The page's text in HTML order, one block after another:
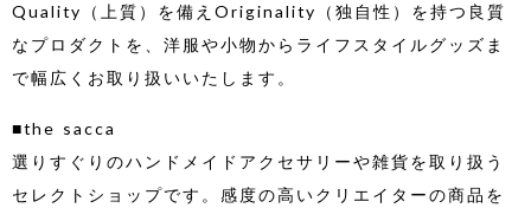
Quality（上質）を備えOriginality（独自性）を持つ良質
なプロダクトを、洋服や小物からライフスタイルグッズま
で幅広くお取り扱いいたします。
■the sacca
選りすぐりのハンドメイドアクセサリーや雑貨を取り扱う
セレクトショップです。感度の高いクリエイターの商品を